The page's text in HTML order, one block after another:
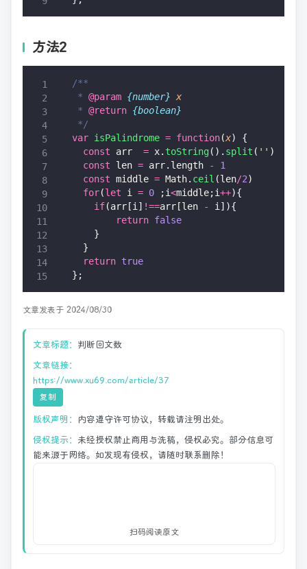
方法2
/**
* @param {number} x
* @return {boolean}
*/
var isPalindrome = function(x) {
  const
arr = x. toString(). split ( '' )
  const
len = arr.length -
1
  const
middle = Math. ceil (len/2)
  for
(let i = 0 ;i<middle;i++){
    if
(arr[i] !==arr[len -
i]){
        return
false
    }
  }
  return
true
};
文章发表于 2024/08/30
文章标题： 判断回文数
文章链接：
https://www.xu69.com/article/37
复制
版权声明：
内容遵守许可协议，转载请注明出处。
侵权提示： 未经授权禁止商用与洗稿，侵权必究。部分信息可
能来源于网络。如发现有侵权，请随时联系删除！
扫码阅读原文